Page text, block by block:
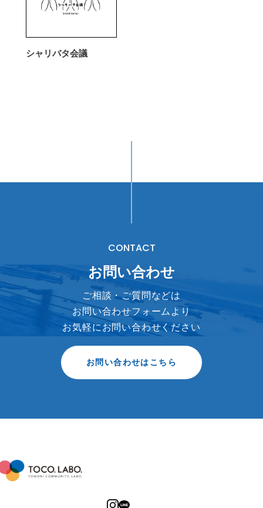
シャリバタ会議
CONTACT
お問い合わせ
ご相談・ご質問などは
お問い合わせフォームより
お気軽にお問い合わせください
お問い合わせはこちら